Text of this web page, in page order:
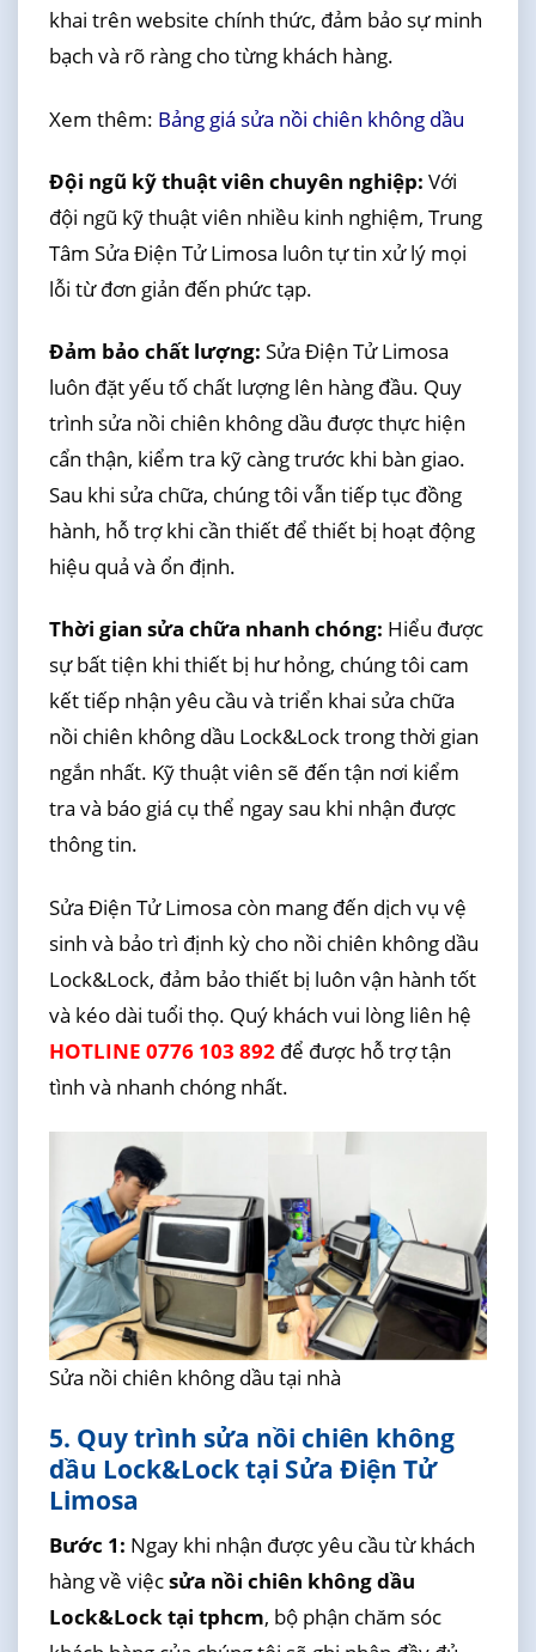
khai trên website chính thức, đảm bảo sự minh
bạch và rõ ràng cho từng khách hàng.
Xem thêm: Bảng giá sửa nồi chiên không dầu
Đội ngũ kỹ thuật viên chuyên nghiệp: Với
đội ngũ kỹ thuật viên nhiều kinh nghiệm, Trung
Tâm Sửa Điện Tử Limosa luôn tự tin xử lý mọi
lỗi từ đơn giản đến phức tạp.
Đảm bảo chất lượng: Sửa Điện Tử Limosa
luôn đặt yếu tố chất lượng lên hàng đầu. Quy
trình sửa nồi chiên không dầu được thực hiện
cẩn thận, kiểm tra kỹ càng trước khi bàn giao.
Sau khi sửa chữa, chúng tôi vẫn tiếp tục đồng
hành, hỗ trợ khi cần thiết để thiết bị hoạt động
hiệu quả và ổn định.
Thời gian sửa chữa nhanh chóng: Hiểu được
sự bất tiện khi thiết bị hư hỏng, chúng tôi cam
kết tiếp nhận yêu cầu và triển khai sửa chữa
nồi chiên không dầu Lock&Lock trong thời gian
ngắn nhất. Kỹ thuật viên sẽ đến tận nơi kiểm
tra và báo giá cụ thể ngay sau khi nhận được
thông tin.
Sửa Điện Tử Limosa còn mang đến dịch vụ vệ
sinh và bảo trì định kỳ cho nồi chiên không dầu
Lock&Lock, đảm bảo thiết bị luôn vận hành tốt
và kéo dài tuổi thọ. Quý khách vui lòng liên hệ
HOTLINE 0776 103 892để được hỗ trợ tận
tình và nhanh chóng nhất.
Sửa nồi chiên không dầu tại nhà
5. Quy trình sửa nồi chiên không
dầu Lock&Lock tại Sửa Điện Tử
Limosa
Bước 1: Ngay khi nhận được yêu cầu từ khách
hàng về việcsửa nồi chiên không dầu
Lock&Lock tại tphcm, bộ phận chăm sóc